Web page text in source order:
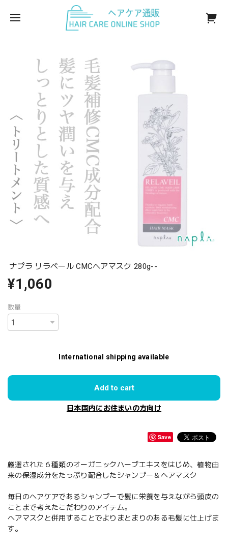
ナプラ リラベール CMCヘアマスク 280g--
¥1,060
数量
International shipping available
Add to cart
日本国内にお住まいの方向け
Save
厳選された６種類のオーガニックハーブエキスをはじめ、植物由
来の保湿成分をたっぷり配合したシャンプー＆ヘアマスク
毎日のヘアケアであるシャンプーで髪に栄養を与えながら頭皮の
ことまで考えたこだわりのアイテム。
ヘアマスクと併用することでよりまとまりのある毛髪に仕上げま
す。